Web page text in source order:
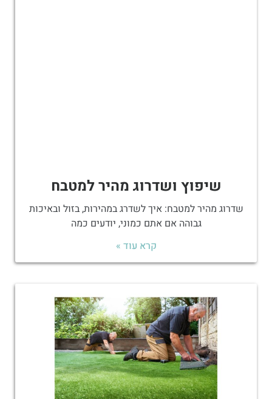
שיפוץ ושדרוג מהיר למטבח
שדרוג מהיר למטבח: איך לשדרג במהירות, בזול ובאיכות
גבוהה אם אתם כמוני, יודעים כמה
קרא עוד »